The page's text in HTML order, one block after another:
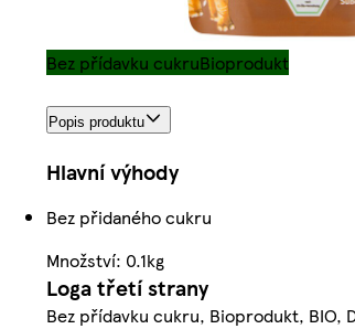
Bez přídavku cukruBioprodukt
Popis produktu
Hlavní výhody
Bez přidaného cukru
Množství: 0.1kg
Loga třetí strany
Bez přídavku cukru, Bioprodukt, BIO,